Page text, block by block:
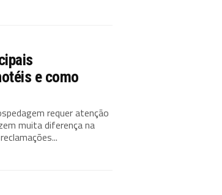
e como
requer atenção
muita diferença na